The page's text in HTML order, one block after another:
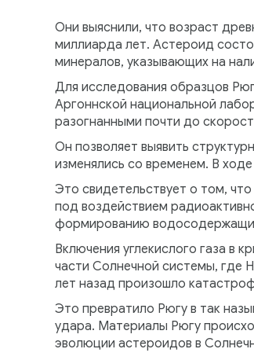
Они выяснили, что возраст
миллиарда лет. Астероид
минералов, указывающих на
Для исследования образцов
Аргоннской национальной
разогнанными почти до
Он позволяет выявить
изменялись со временем. В
Это свидетельствует о том,
под воздействием
формированию
Включения углекислого газа в
части Солнечной системы, где
лет назад произошло
Это превратило Рюгу в так
удара. Материалы Рюгу
эволюции астероидов в